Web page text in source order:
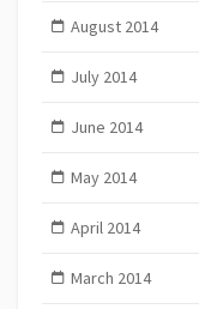
August 2014
July 2014
June 2014
May 2014
April 2014
March 2014